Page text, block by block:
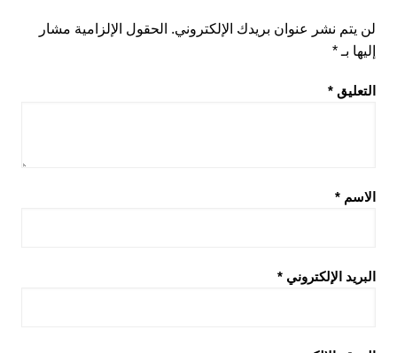
لن يتم نشر عنوان بريدك الإلكتروني. الحقول الإلزامية مشار
إليها بـ *
التعليق *
الاسم *
البريد الإلكتروني *